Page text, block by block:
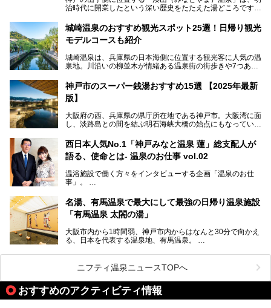
治時代に開業したという深い歴史をたたえた湯どころです。
っぱいに浮かぶアヒルちゃん。さらに、ゆったりくつろげて
コワーキングも可能な休憩スペースも人気に。斬新な企画や
設備で人々をアッと驚かせる湊山温泉の魅力をリポートしま
城崎温泉のおすすめ観光スポット25選！日帰り観光
モデルコースも紹介
城崎温泉は、兵庫県の日本海側に位置する観光客に人気の温
泉地。川沿いの柳並木が情緒ある温泉街の街歩きや7つある
られています。鉄道の駅から温泉街が近く、歩いて回るのに
ちょうどよい規模で、日帰りでの訪問にもおすすめです。
の観光スポットをピックアップ。温泉やご当地グルメなどを
盛り込んだ日帰り観光モデルコースも紹介しているので、ぜ
神戸市のスーパー銭湯おすすめ15選 【2025年最新
版】
大阪府の西、兵庫県の県庁所在地である神戸市。大阪湾に面
し、淡路島との間を結ぶ明石海峡大橋の始点にもなっていま
華街をはじめ、きらびやかに発展したハーバーランドなど、
人気観光スポットもめじろ押しです。
そして、温泉好きの視点から見ると、神戸市といえば何とい
湯です。そのお湯をリーズナブルに体験できる健康ランドや
スーパー銭湯があったら……。今回はそんな希望に沿う施設
きます！
西日本人気No.1「神戸みなと温泉 蓮」総支配人が
語る、使命とは- 温泉のお仕事 vol.02
温浴施設で働く方々をインタビューする企画「温泉のお仕
事」。
ング西日本1位、2年連続「ベストオブ宿泊賞」に輝いた
「神戸みなと温泉 蓮」の魅力に迫りました！
名湯、有馬温泉で最大にして最強の日帰り温泉施設
「有馬温泉 太閤の湯」
大阪市内から1時間弱、神戸市内からはなんと30分で向かえ
る、日本を代表する温泉地、有馬温泉。
有名な「金泉」と「銀泉」に加え、人工のの炭酸泉まで楽し
める、ある意味「最強」ともいえる施設です。
今回は自慢のお湯をメインにその魅力の数々を紹介します！
ニフティ温泉ニュースTOPへ
おすすめのアクティビティ情報